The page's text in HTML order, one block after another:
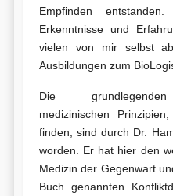
Empfinden
Erkenntnisse und
vielen von mir selbst
Ausbildungen zum
Die grundlegenden
medizinischen
finden, sind durch Dr.
worden. Er hat hier den
Medizin der Gegenwart
Buch genannten